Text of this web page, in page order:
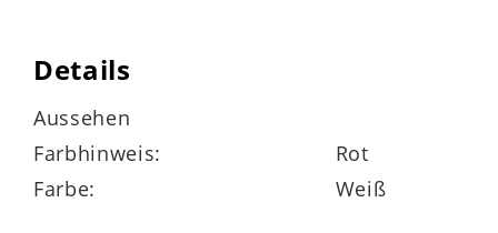
Belüftung der Matratze
vier Wendeschlaufen
Details
Aussehen
Farbhinweis:
Rot
Farbe:
Weiß